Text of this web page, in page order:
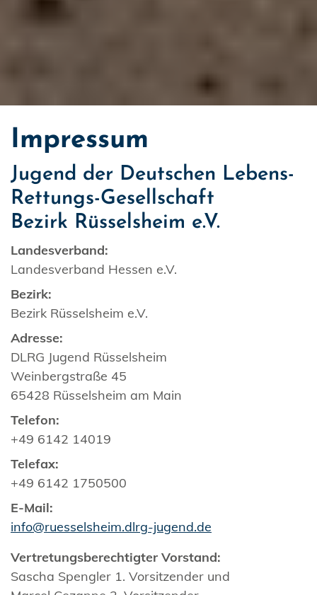
Impressum
Jugend der Deutschen Lebens-
Rettungs-Gesellschaft
Bezirk Rüsselsheim e.V.
Landesverband:
Landesverband Hessen e.V.
Bezirk:
Bezirk Rüsselsheim e.V.
Adresse:
DLRG Jugend Rüsselsheim
Weinbergstraße 45
65428 Rüsselsheim am Main
Telefon:
+49 6142 14019
Telefax:
+49 6142 1750500
E-Mail:
info@ruesselsheim.dlrg-jugend.de
Vertretungsberechtigter Vorstand:
Sascha Spengler 1. Vorsitzender und